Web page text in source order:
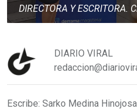
DIRECTORA Y ESCRITORA.
DIARIO VIRAL
Escribe: Sarko Medina Hinojosa